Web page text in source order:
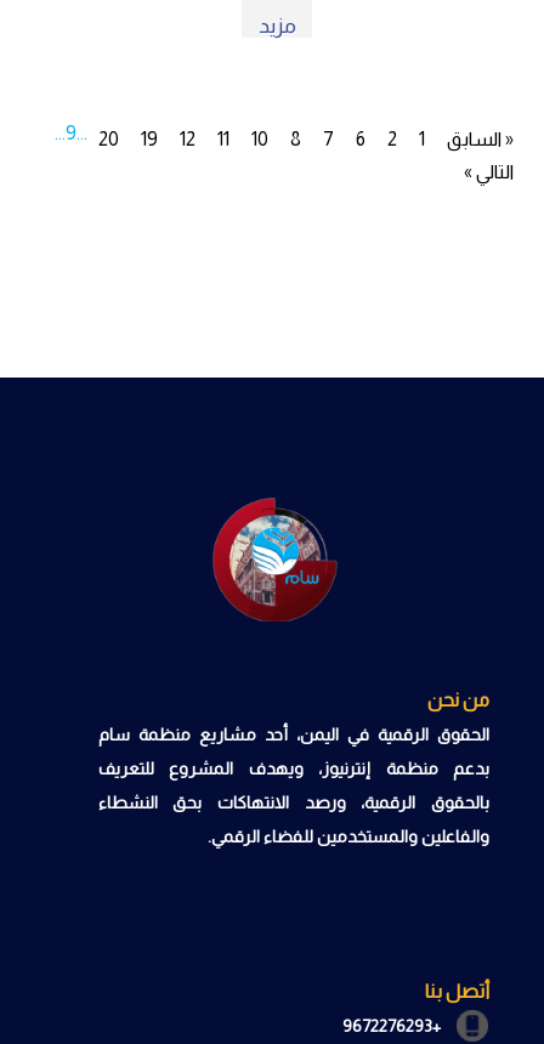
مزيد
« السابق 1
2
... 6
7
8
9 10
11
12
... 19
20
التالي »
من نحن
الحقوق الرقمية في اليمن، أحد مشاريع منظمة سام
بدعم منظمة إنترنيوز، ويهدف المشروع للتعريف
بالحقوق الرقمية، ورصد الانتهاكات بحق النشطاء
والفاعلين والمستخدمين للفضاء الرقمي.
أتصل بنا
+9672276293